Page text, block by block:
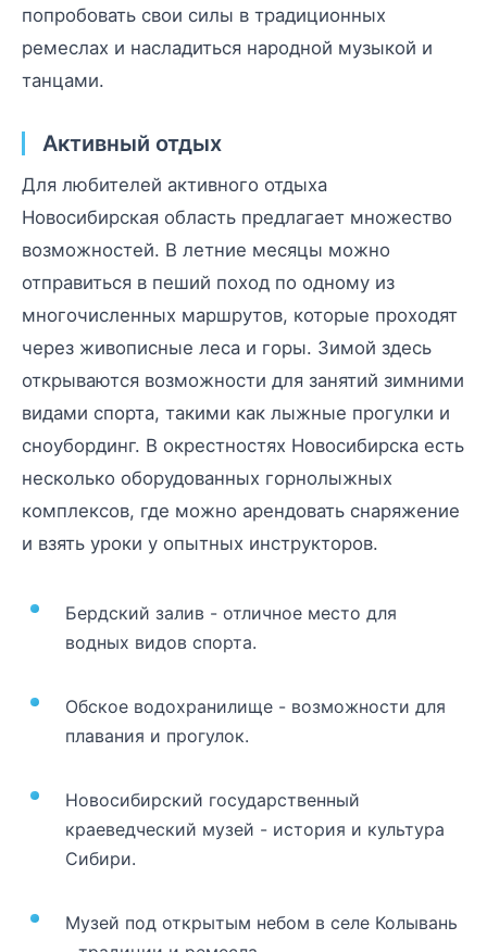
попробовать свои силы в традиционных
ремеслах и насладиться народной музыкой и
танцами.
Активный отдых
Для любителей активного отдыха
Новосибирская область предлагает множество
возможностей. В летние месяцы можно
отправиться в пеший поход по одному из
многочисленных маршрутов, которые проходят
через живописные леса и горы. Зимой здесь
открываются возможности для занятий зимними
видами спорта, такими как лыжные прогулки и
сноубординг. В окрестностях Новосибирска есть
несколько оборудованных горнолыжных
комплексов, где можно арендовать снаряжение
и взять уроки у опытных инструкторов.
Бердский залив - отличное место для
водных видов спорта.
Обское водохранилище - возможности для
плавания и прогулок.
Новосибирский государственный
краеведческий музей - история и культура
Сибири.
Музей под открытым небом в селе Колывань